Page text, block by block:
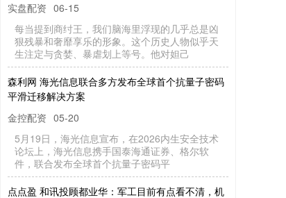
实盘配资 06-15
每当提到商纣王，我们脑海里浮现的几乎总是凶
狠残暴和奢靡享乐的形象。这个历史人物似乎天
生注定与贪婪、暴虐划上等号。他对妲己
森利网 海光信息联合多方发布全球首个抗量子密码
平滑迁移解决方案
金控配资 05-20
5月19日，海光信息宣布，在2026内生安全技术
论坛上，海光信息携手国泰海通证券、格尔软
件，联合发布全球首个抗量子密码平
点点盈 和讯投顾都业华：军工目前有点看不清，机